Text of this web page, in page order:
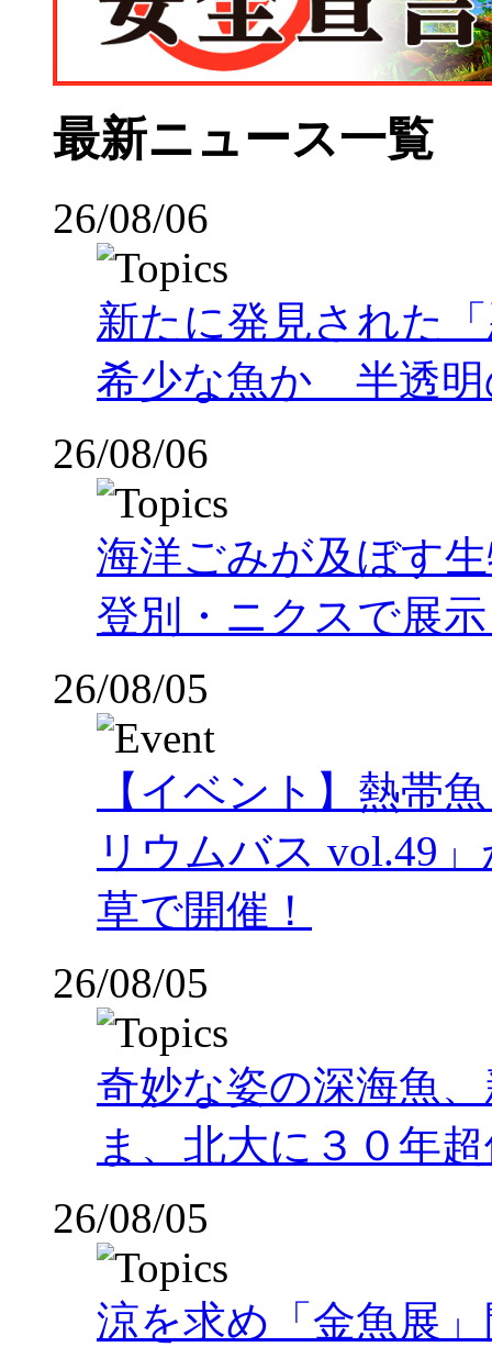
最新ニュース一覧
26/08/06
新たに発見された
希少な魚か 半透明
26/08/06
海洋ごみが及ぼす
登別・ニクスで展
26/08/05
【イベント】熱帯
リウムバス vol.49
草で開催！
26/08/05
奇妙な姿の深海魚
ま、北大に３０年
26/08/05
涼を求め「金魚展